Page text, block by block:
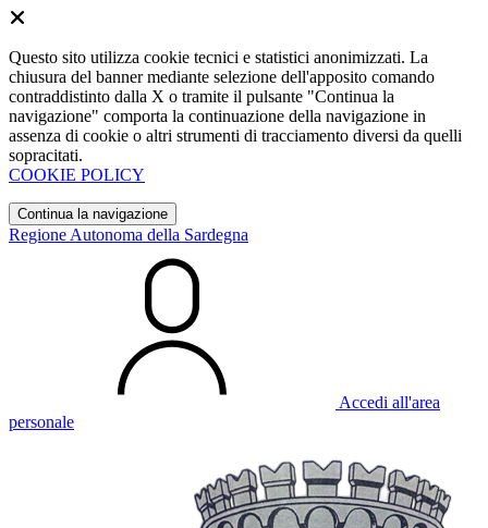
Questo sito utilizza cookie tecnici e statistici anonimizzati. La
chiusura del banner mediante selezione dell'apposito comando
contraddistinto dalla X o tramite il pulsante "Continua la
navigazione" comporta la continuazione della navigazione in
assenza di cookie o altri strumenti di tracciamento diversi da quelli
sopracitati.
COOKIE POLICY
Continua la navigazione
Regione Autonoma della Sardegna
Accedi all'area
personale